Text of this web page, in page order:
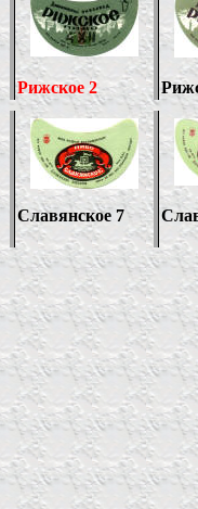
Рижское 2
Славянское 7